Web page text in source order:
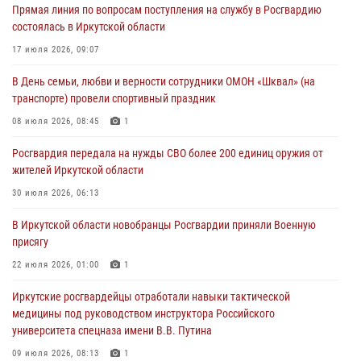
30 июля 2026, 07:37
Росгвардия передала на нужды СВО более 200 единиц оружия от
30 июля 2026, 06:13
При силовой поддержке СОБР Росгвардии в Иркутской области
30 июля 2026, 04:19
В честь 10-летия Росгвардии сотрудники вневедомственной охраны
в ведомстве
29 июля 2026, 03:44
Прямая линия по вопросам поступления на службу в Росгвардию
состоялась в Иркутской области
17 июля 2026, 09:07
В День семьи, любви и верности сотрудники ОМОН «Шквал» (на
транспорте) провели спортивный праздник
08 июля 2026, 08:45 1
Росгвардия передала на нужды СВО более 200 единиц оружия от
жителей Иркутской области
30 июля 2026, 06:13
В Иркутской области новобранцы Росгвардии приняли Военную
присягу
22 июля 2026, 01:00 1
Иркутские росгвардейцы отработали навыки тактической
медицины под руководством инструктора Российского
университета спецназа имени В.В. Путина
09 июля 2026, 08:13 1